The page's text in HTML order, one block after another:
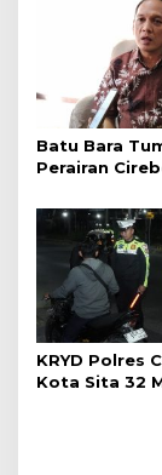
Batu Bara
Perairan
Hijau
KRYD Polres
Kota Sita 32